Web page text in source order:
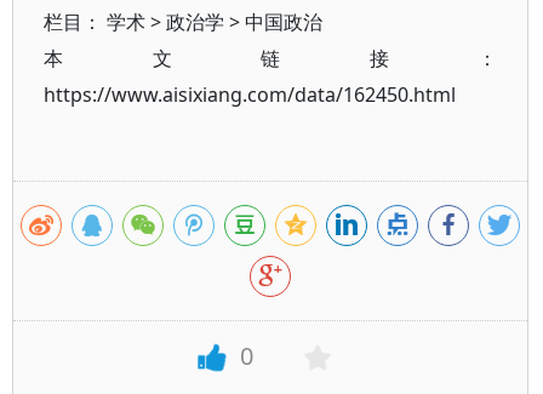
栏目： 学术>政治学 >中国政治
本文链接：
https://www.aisixiang.com/data/162450.html
0